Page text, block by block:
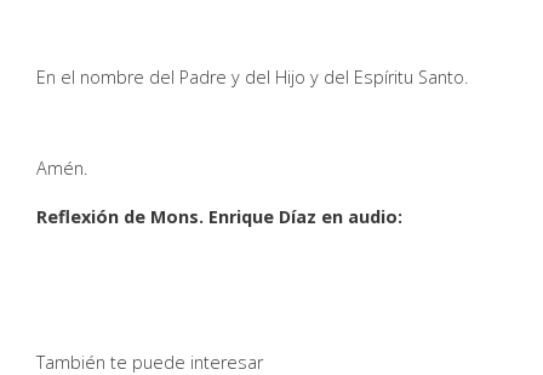
En el nombre del Padre y del Hijo y del Espíritu Santo.
Amén.
Reflexión de Mons. Enrique Díaz en audio:
También te puede interesar